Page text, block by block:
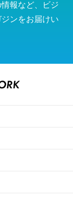
報など、ビジ
ンをお届けい